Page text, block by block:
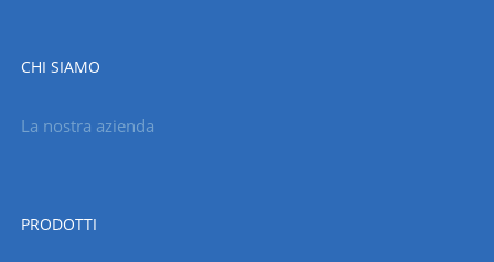
CHI SIAMO
La nostra azienda
PRODOTTI